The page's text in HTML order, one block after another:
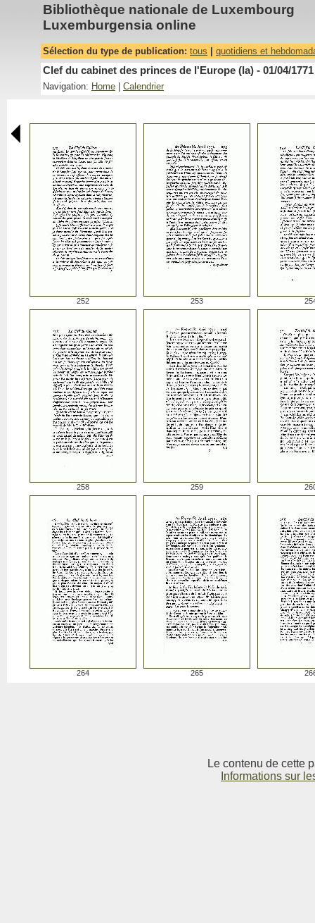
Bibliothèque nationale de Luxembourg
Luxemburgensia online
Sélection du type de publication: tous quotidiens et
Clef du cabinet des princes de l'Europe (la) - 01/04/1771
Navigation: Home Calendrier
252 253
258 259
264 265
Le contenu de cette
Informations sur